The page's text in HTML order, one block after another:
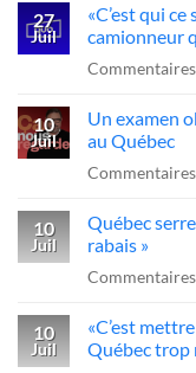
27
Juil
«C’est qui
camionneur
10
Juil
Un examen
au Québec
10
Juil
Québec
rabais »
10
Juil
«C’est
Québec trop